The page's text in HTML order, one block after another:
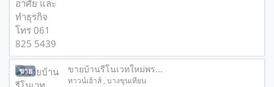
ขาย ขายบ้านรีโนเวทใหม่พร...
ทาวน์เฮ้าส์ , บางขุนเทียน